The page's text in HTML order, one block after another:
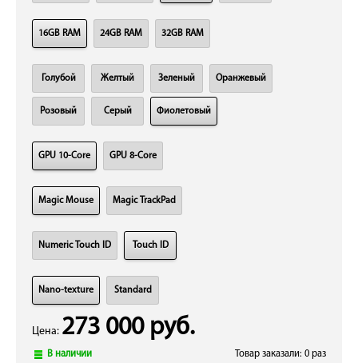
16GB RAM 24GB RAM 32GB RAM
Голубой Желтый Зеленый Оранжевый
Розовый Серый Фиолетовый
GPU 10-Core GPU 8-Core
Magic Mouse Magic TrackPad
Numeric Touch ID Touch ID
Nano-texture Standard
Цена: 273 000 руб.
В наличии Товар заказали: 0 раз